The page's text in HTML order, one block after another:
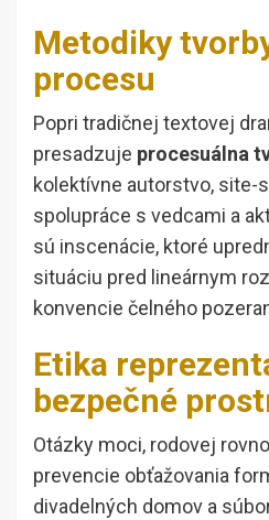
Metodiky
procesu
Popri tradičnej textovej
presadzuje procesuálna
kolektívne autorstvo, site-
spolupráce s vedcami a
sú inscenácie, ktoré
situáciu pred lineárnym
konvencie čelného
Etika
bezpečné
Otázky moci, rodovej
prevencie obťažovania
divadelných domov a